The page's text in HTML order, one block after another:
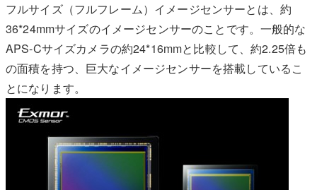
フルサイズ（フルフレーム）イメージセンサーとは、約
36*24mmサイズのイメージセンサーのことです。一般的な
APS-Cサイズカメラの約24*16mmと比較して、約2.25倍も
の面積を持つ、巨大なイメージセンサーを搭載しているこ
とになります。